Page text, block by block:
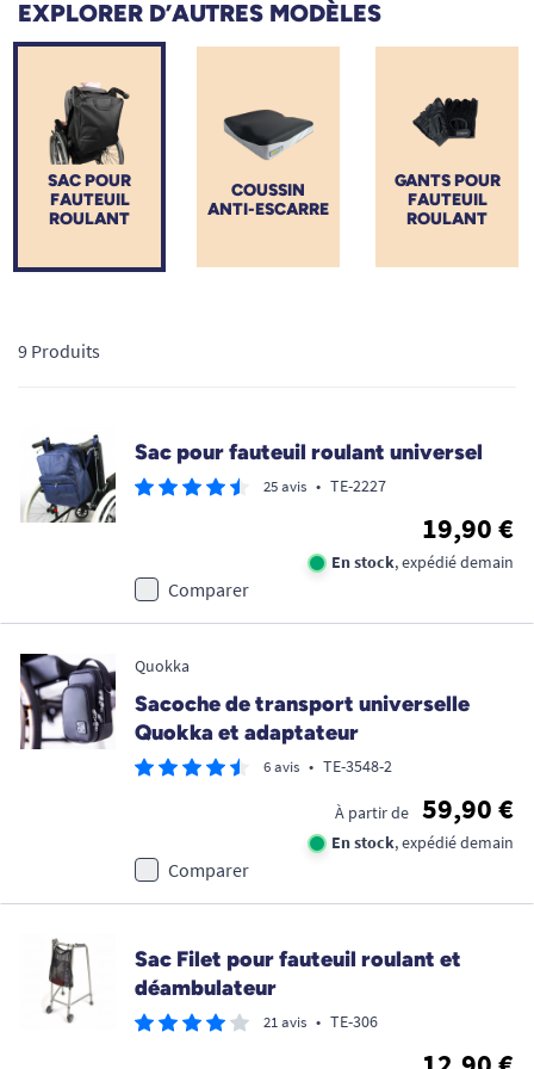
liberté de mouvement. TOUS ERGO a sélectionné pour vous
les meilleures sacoches de rangement PMR (Personne à
Mobilité Réduite) afin de transporter sereinement votre
matériel médical, vos documents et vos effets personnels.
EXPLORER D’AUTRES MODÈLES
COUSSIN
ANTI-ESCARRE
SAC POUR
FAUTEUIL
ROULANT
GANTS POUR
FAUTEUIL
ROULANT
9 Produits
Sac pour fauteuil roulant universel
25 avis • TE-2227
19,90 €
En stock, expédié demain
Comparer
Quokka
Sacoche de transport universelle
Quokka et adaptateur
6 avis • TE-3548-2
À partir de 59,90 €
En stock, expédié demain
Comparer
Sac Filet pour fauteuil roulant et
déambulateur
21 avis • TE-306